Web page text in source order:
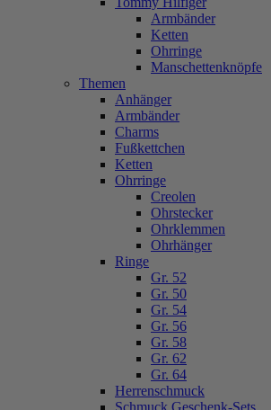
Armbänder
Ketten
Ohrringe
Manschettenknöpfe
Themen
Anhänger
Armbänder
Charms
Fußkettchen
Ketten
Ohrringe
Creolen
Ohrstecker
Ohrklemmen
Ohrhänger
Ringe
Gr. 52
Gr. 50
Gr. 54
Gr. 56
Gr. 58
Gr. 62
Gr. 64
Herrenschmuck
Schmuck Geschenk-Sets